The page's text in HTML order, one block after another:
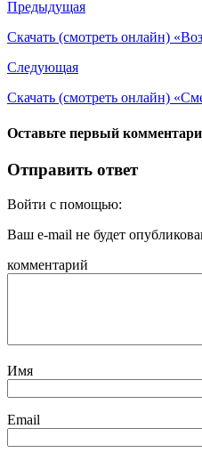
Предыдущая
Скачать (смотреть онлайн)
Следующая
Скачать (смотреть онлайн)
Оставьте первый
Отправить ответ
Войти с помощью:
Ваш e-mail не будет
комментарий
Имя
Email